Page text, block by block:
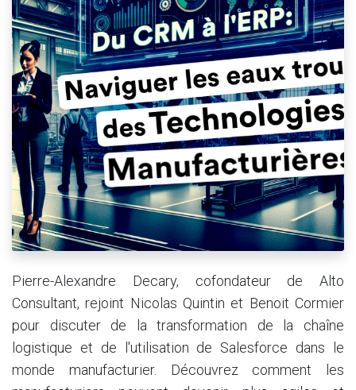
Pierre-Alexandre Decary, cofondateur de Alto
Consultant, rejoint Nicolas Quintin et Benoit Cormier
pour discuter de la transformation de la chaîne
logistique et de l'utilisation de Salesforce dans le
monde manufacturier. Découvrez comment les